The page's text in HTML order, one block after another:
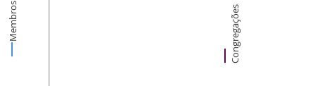
Membros Congregações